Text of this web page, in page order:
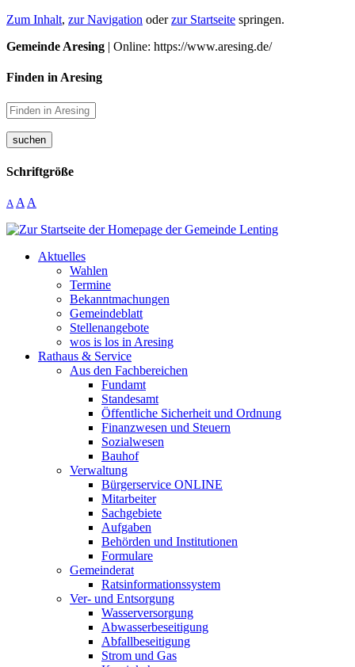
Zum Inhalt, zur Navigation oderzur Startseite springen.
Gemeinde Aresing | Online: https://www.aresing.de/
Finden in Aresing
suchen
Schriftgröße
A A A
Aktuelles
Wahlen
Termine
Bekanntmachungen
Gemeindeblatt
Stellenangebote
wos is los in Aresing
Rathaus & Service
Aus den Fachbereichen
Fundamt
Standesamt
Öffentliche Sicherheit und Ordnung
Finanzwesen und Steuern
Sozialwesen
Bauhof
Verwaltung
Bürgerservice ONLINE
Mitarbeiter
Sachgebiete
Aufgaben
Behörden und Institutionen
Formulare
Gemeinderat
Ratsinformationssystem
Ver- und Entsorgung
Wasserversorgung
Abwasserbeseitigung
Abfallbeseitigung
Strom und Gas